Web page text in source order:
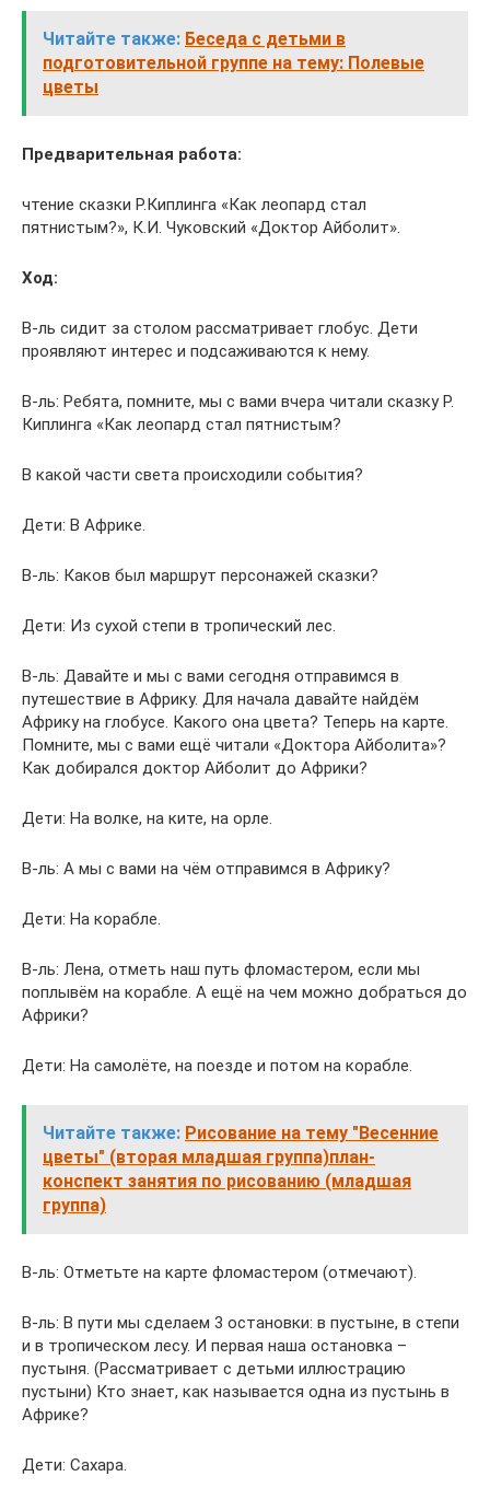
Читайте также: Беседа с детьми в
подготовительной группе на тему: Полевые
цветы
Предварительная работа:
чтение сказки Р.Киплинга «Как леопард стал
пятнистым?», К.И. Чуковский «Доктор Айболит».
Ход:
В-ль сидит за столом рассматривает глобус. Дети
проявляют интерес и подсаживаются к нему.
В-ль: Ребята, помните, мы с вами вчера читали сказку Р.
Киплинга «Как леопард стал пятнистым?
В какой части света происходили события?
Дети: В Африке.
В-ль: Каков был маршрут персонажей сказки?
Дети: Из сухой степи в тропический лес.
В-ль: Давайте и мы с вами сегодня отправимся в
путешествие в Африку. Для начала давайте найдём
Африку на глобусе. Какого она цвета? Теперь на карте.
Помните, мы с вами ещё читали «Доктора Айболита»?
Как добирался доктор Айболит до Африки?
Дети: На волке, на ките, на орле.
В-ль: А мы с вами на чём отправимся в Африку?
Дети: На корабле.
В-ль: Лена, отметь наш путь фломастером, если мы
поплывём на корабле. А ещё на чем можно добраться до
Африки?
Дети: На самолёте, на поезде и потом на корабле.
Читайте также: Рисование на тему "Весенние
цветы" (вторая младшая группа)план-
конспект занятия по рисованию (младшая
группа)
В-ль: Отметьте на карте фломастером (отмечают).
В-ль: В пути мы сделаем 3 остановки: в пустыне, в степи
и в тропическом лесу. И первая наша остановка –
пустыня. (Рассматривает с детьми иллюстрацию
пустыни) Кто знает, как называется одна из пустынь в
Африке?
Дети: Сахара.